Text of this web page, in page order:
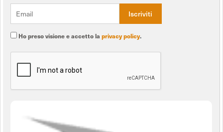
Ho preso visione e accetto la privacy policy.